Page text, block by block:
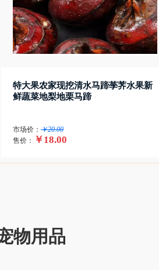
特大果农家现挖清水马蹄荸荠水果新
鲜蔬菜地梨地栗马蹄
市场价： ￥20.00
售价：
￥18.00
物用品